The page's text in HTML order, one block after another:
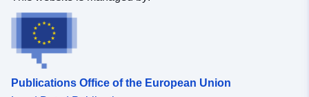
Identifiers:
d3f3-48b8-868e-
Publications Office of the European Union